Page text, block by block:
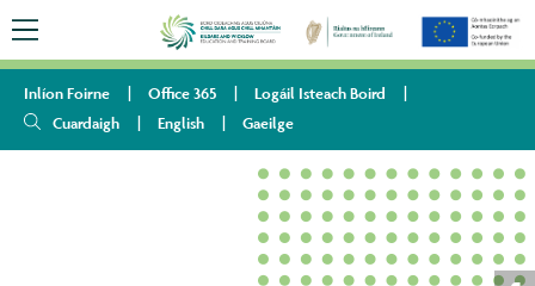
Inlíon Foirne Office 365
Logáil Isteach Boird
Cuardaigh
English Gaeilge